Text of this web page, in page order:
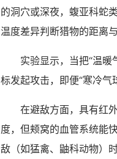
的洞穴或深夜，蝮亚科蛇
温度差异判断猎物的距离
实验显示，当把“温暖气
标发起攻击，即便“寒冷气
在避敌方面，具有红外
度，但颊窝的血管系统能
敌（如猛禽、鼬科动物）